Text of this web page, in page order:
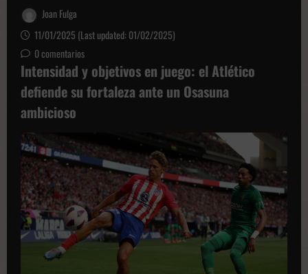
Joan Fulga
11/01/2025 (Last updated: 01/02/2025)
0 comentarios
Intensidad y objetivos en juego: el Atlético
defiende su fortaleza ante un Osasuna
ambicioso